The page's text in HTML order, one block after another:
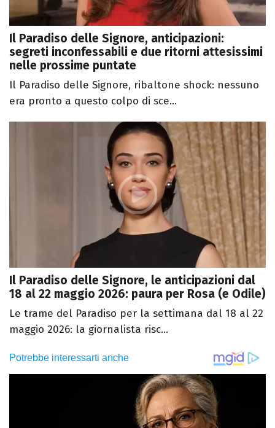
Il Paradiso delle Signore, anticipazioni:
segreti inconfessabili e due ritorni attesissimi
nelle prossime puntate
Il Paradiso delle Signore, ribaltone shock: nessuno
era pronto a questo colpo di sce...
Il Paradiso delle Signore, le anticipazioni dal
18 al 22 maggio 2026: paura per Rosa (e Odile)
Le trame del Paradiso per la settimana dal 18 al 22
maggio 2026: la giornalista risc...